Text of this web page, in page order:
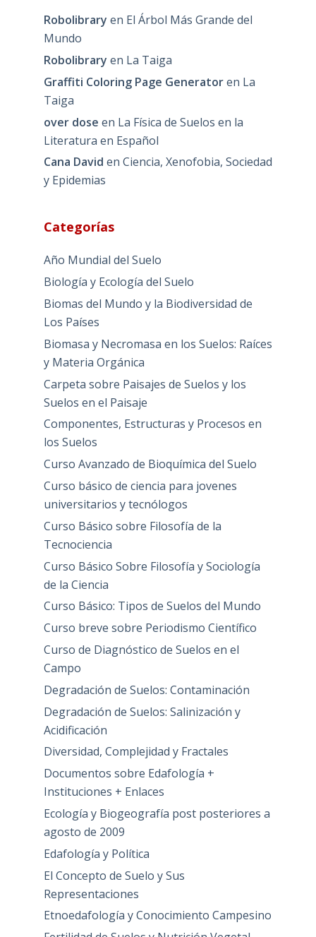
Robolibrary en El Árbol Más Grande del
Mundo
Robolibrary en La Taiga
Graffiti Coloring Page Generatoren La
Taiga
over dose en La Física de Suelos en la
Literatura en Español
Cana David en Ciencia, Xenofobia, Sociedad
y Epidemias
Categorías
Año Mundial del Suelo
Biología y Ecología del Suelo
Biomas del Mundo y la Biodiversidad de
Los Países
Biomasa y Necromasa en los Suelos: Raíces
y Materia Orgánica
Carpeta sobre Paisajes de Suelos y los
Suelos en el Paisaje
Componentes, Estructuras y Procesos en
los Suelos
Curso Avanzado de Bioquímica del Suelo
Curso básico de ciencia para jovenes
universitarios y tecnólogos
Curso Básico sobre Filosofía de la
Tecnociencia
Curso Básico Sobre Filosofía y Sociología
de la Ciencia
Curso Básico: Tipos de Suelos del Mundo
Curso breve sobre Periodismo Científico
Curso de Diagnóstico de Suelos en el
Campo
Degradación de Suelos: Contaminación
Degradación de Suelos: Salinización y
Acidificación
Diversidad, Complejidad y Fractales
Documentos sobre Edafología +
Instituciones + Enlaces
Ecología y Biogeografía post posteriores a
agosto de 2009
Edafología y Política
El Concepto de Suelo y Sus
Representaciones
Etnoedafología y Conocimiento Campesino